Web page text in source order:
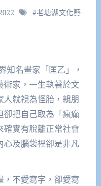
#老塘湖文化藝
知名畫家「匡乙」，
術家，一生執著於文
就視為怪胎，親朋
卻把自己取為「瘋癲
確實有脫離正常社會
心及腦袋裡卻是非凡
不愛寫字，卻愛寫